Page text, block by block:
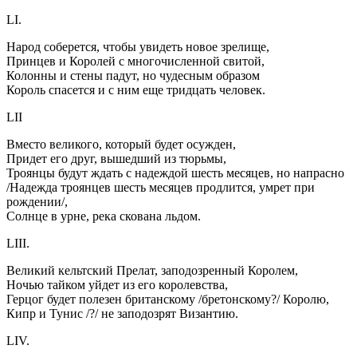
LI.
Народ соберется, чтобы увидеть новое зрелище,
Принцев и Королей с многочисленной свитой,
Колонны и стены падут, но чудесным образом
Король спасется и с ним еще тридцать человек.
LII
Вместо великого, который будет осужден,
Придет его друг, вышедший из тюрьмы,
Троянцы будут ждать с надеждой шесть месяцев, но напрасно
/Надежда троянцев шесть месяцев продлится, умрет при
рождении/,
Солнце в урне, река скована льдом.
LIII.
Великий кельтский Прелат, заподозренный Королем,
Ночью тайком уйдет из его королевства,
Герцог будет полезен британскому /бретонскому?/ Королю,
Кипр и Тунис /?/ не заподозрят Византию.
LIV.